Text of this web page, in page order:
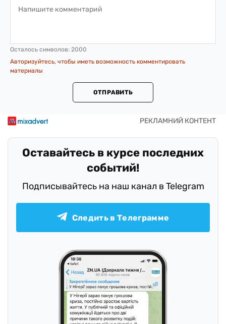
Осталось символов: 2000
Авторизуйтесь, чтобы иметь возможность комментировать
материалы
ОТПРАВИТЬ
Оставайтесь в курсе последних
событий!
Подписывайтесь на наш канал в Telegram
Следить в Телеграмме